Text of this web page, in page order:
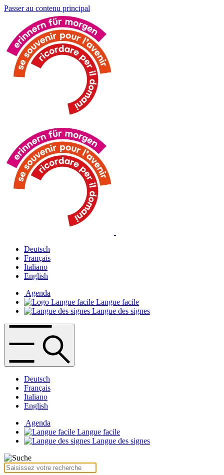
Passer au contenu principal
Deutsch
Français
Italiano
English
Agenda
Langue facile
Langue des signes
Deutsch
Français
Italiano
English
Agenda
Langue facile
Langue des signes